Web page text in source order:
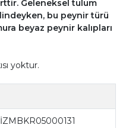
Geleneksel tulum
bu peynir türü
beyaz peynir kalıpları
yoktur.